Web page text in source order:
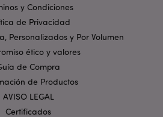
y Condiciones
de Privacidad
Personalizados y Por Volumen
ético y valores
de Compra
de Productos
AVISO LEGAL
Certificados
necesarias.
.google.com